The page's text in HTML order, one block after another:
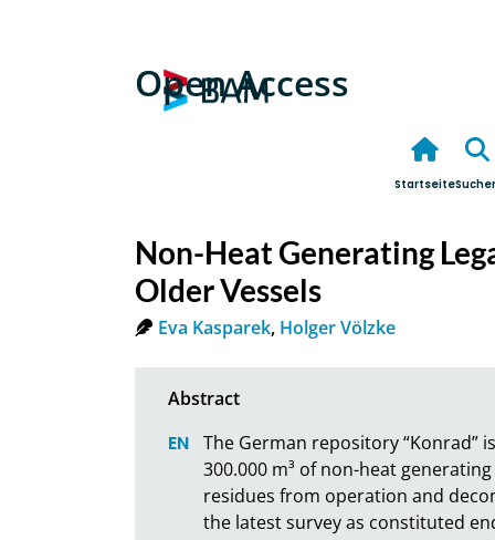
Open Access
Startseite
Non-Heat Generating
Older Vessels
Eva Kasparek, Holger Völzke
The German repository “Konrad”
300.000 m³ of non-heat
residues from operation and
the latest survey as constituted